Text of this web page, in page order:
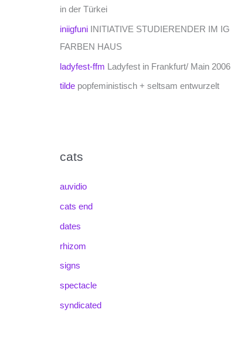
in der Türkei
iniigfuni INITIATIVE STUDIERENDER IM IG
FARBEN HAUS
ladyfest-ffm Ladyfest in Frankfurt/ Main 2006
tilde popfeministisch + seltsam entwurzelt
cats
auvidio
cats end
dates
rhizom
signs
spectacle
syndicated